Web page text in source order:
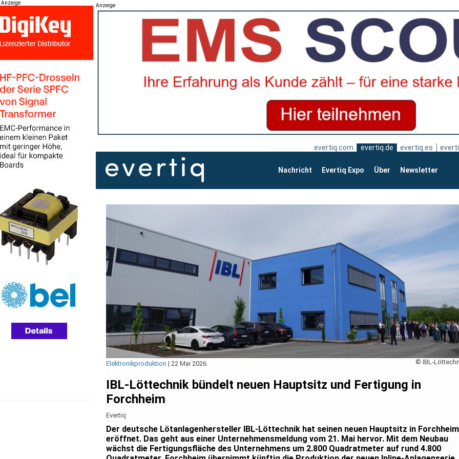
Anzeige Anzeige
evertiq.com evertiq.de evertiq.es
Nachricht Evertiq Expo Über Newsletter
© IBL-
Elektronikproduktion | 22 Mai 2026
IBL-Löttechnik bündelt neuen Hauptsitz und Fertigung in
Forchheim
Evertiq
Der deutsche Lötanlagenhersteller IBL-Löttechnik hat seinen neuen Hauptsitz in Forchheim
eröffnet. Das geht aus einer Unternehmensmeldung vom 21. Mai hervor. Mit dem Neubau
wächst die Fertigungsfläche des Unternehmens um 2.800 Quadratmeter auf rund 4.800